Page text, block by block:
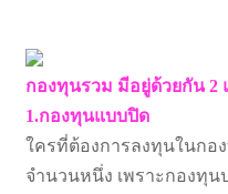
กองทุนรวม มีอยู่ด้วยกัน 2
1.กองทุนแบบปิด
ใครที่ต้องการลงทุนในกอ
จำนวนหนึ่ง เพราะกองทุ